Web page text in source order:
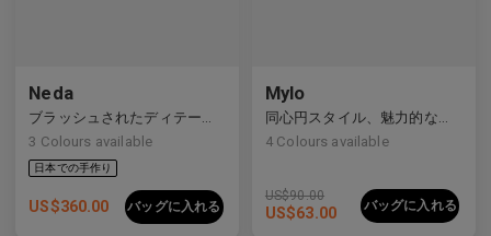
Neda
3 Colours available
US$360.00 バッグに入れる
Mylo
4 Colours available
US$90.00
US$63.00 バッグに入れる